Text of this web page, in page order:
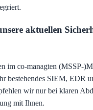
aktuellen
im co-managten (MSSP-
bestehendes SIEM, EDR
wir nur bei klaren
mit Ihnen.